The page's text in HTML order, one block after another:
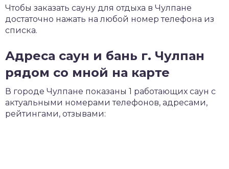
Чтобы заказать сауну для отдыха в Чулпане
достаточно нажать на любой номер телефона из
списка.
Адреса саун и бань г. Чулпан
рядом со мной на карте
В городе Чулпане показаны 1 работающих саун с
актуальными номерами телефонов, адресами,
рейтингами, отзывами: